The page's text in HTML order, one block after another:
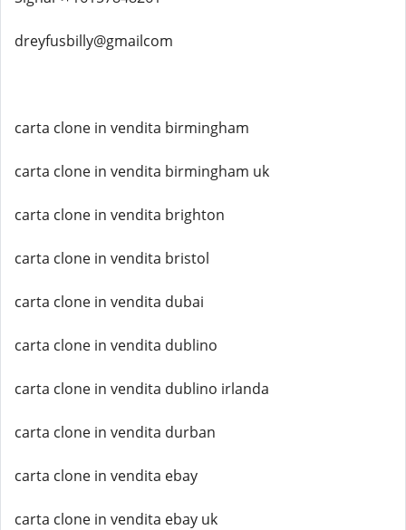
dreyfusbilly@gmailcom
carta clone in vendita birmingham
carta clone in vendita birmingham uk
carta clone in vendita brighton
carta clone in vendita bristol
carta clone in vendita dubai
carta clone in vendita dublino
carta clone in vendita dublino irlanda
carta clone in vendita durban
carta clone in vendita ebay
carta clone in vendita ebay uk